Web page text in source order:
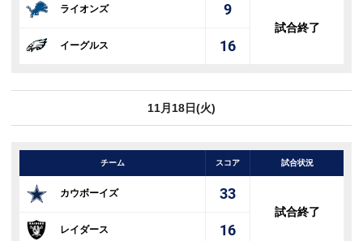
ライオンズ 9
試合終了
イーグルス 16
11月18日(火)
チーム スコア 試合状況
カウボーイズ 33
試合終了
レイダース 16